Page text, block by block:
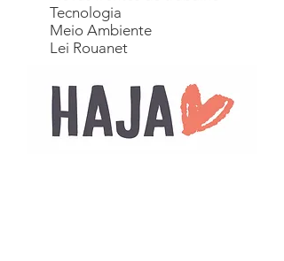
Tecnologia
Meio Ambiente
Lei Rouanet